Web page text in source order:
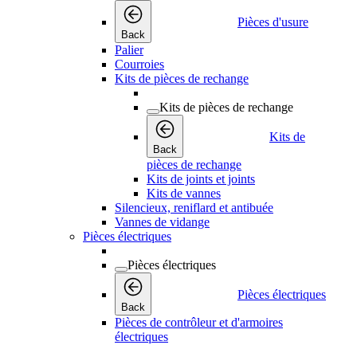
Back
Pièces d'usure
Palier
Courroies
Kits de pièces de rechange
Kits de pièces de rechange
Back
Kits de
pièces de rechange
Kits de joints et joints
Kits de vannes
Silencieux, reniflard et antibuée
Vannes de vidange
Pièces électriques
Pièces électriques
Back
Pièces électriques
Pièces de contrôleur et d'armoires
électriques